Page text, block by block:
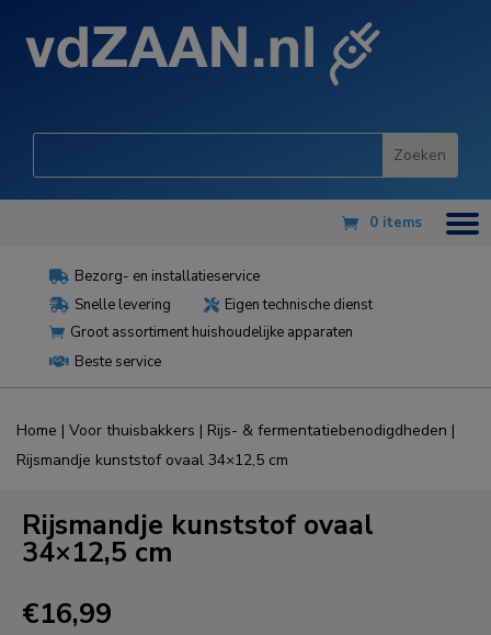
0 items
 Bezorg- en installatieservice
 Snelle levering  Eigen technische dienst
 Groot assortiment huishoudelijke apparaten
 Beste service
Home | Voor thuisbakkers | Rijs- & fermentatiebenodigdheden |
Rijsmandje kunststof ovaal 34×12,5 cm
Rijsmandje kunststof ovaal
34×12,5 cm
€16,99